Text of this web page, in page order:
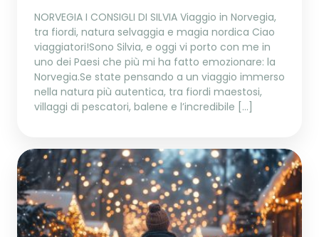
NORVEGIA I CONSIGLI DI SILVIA Viaggio in Norvegia,
tra fiordi, natura selvaggia e magia nordica Ciao
viaggiatori!Sono Silvia, e oggi vi porto con me in
uno dei Paesi che più mi ha fatto emozionare: la
Norvegia.Se state pensando a un viaggio immerso
nella natura più autentica, tra fiordi maestosi,
villaggi di pescatori, balene e l’incredibile […]